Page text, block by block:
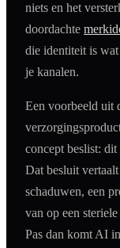
niets en het
doordachte
die identiteit is
je kanalen.
Een voorbeeld uit
concept beslist:
Dat besluit
schaduwen, een
van op een
Pas dan komt AI